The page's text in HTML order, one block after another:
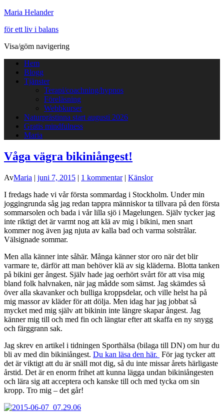
Maria Helander
för ett liv i balans
Visa/göm navigering
Hem
Blogg
Tjänster
Terapi/coachning/hypnos
Föreläsning
Webbkurser
Naturprästinna start augusti 2026
Gratis mindfulness
Maria
Våga vägra bikiniångest!
AvMaria | juni 7, 2015 | 1 kommentar| Känslor
I fredags hade vi vår första sommardag i Stockholm. Under min
joggingrunda såg jag redan tappra människor ta tillvara på den första
sommarsolen och bada i vår lilla sjö i Magelungen. Själv tycker jag
inte riktigt det är varmt nog att klä av mig i bikini, men snart
kommer nog även jag njuta av kalla bad och varma solstrålar.
Välsignade sommar.
Men alla känner inte såhär. Många känner stor oro när det blir
varmare te, därför att man behöver klä av sig kläderna. Blotta tanken
på bikini ger ångest. Själv hade jag oerhört svårt för att visa mig
bland folk halvnaken, när jag mådde som sämst. Jag skämdes så
över alla skavanker och bulliga kroppsdelar, och ville helst ha på
mig massor av kläder för att dölja. Men idag har jag jobbat så
mycket med mig själv att bikinin inte längre skapar ångest. Jag
känner mig till och med fin och längtar efter att skaffa en ny snygg
och färggrann sak.
Jag skrev en artikel i tidningen Sporthälsa (bilaga till DN) om hur du
bli av med din bikiniångest. Du kan läsa den här. För jag tycker att
det är viktigt att du är snäll mot dig, så du inte missar årets härligaste
årstid. Det är en enorm frihet att kunna lägga undan bikiniångesten
och lära sig att acceptera och kanske till och med tycka om sin
kropp. Tro mig – det går!